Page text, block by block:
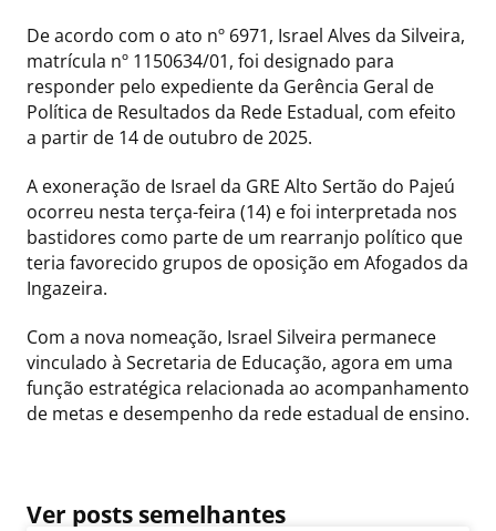
De acordo com o ato nº 6971, Israel Alves da Silveira,
matrícula nº 1150634/01, foi designado para
responder pelo expediente da Gerência Geral de
Política de Resultados da Rede Estadual, com efeito
a partir de 14 de outubro de 2025.
A exoneração de Israel da GRE Alto Sertão do Pajeú
ocorreu nesta terça-feira (14) e foi interpretada nos
bastidores como parte de um rearranjo político que
teria favorecido grupos de oposição em Afogados da
Ingazeira.
Com a nova nomeação, Israel Silveira permanece
vinculado à Secretaria de Educação, agora em uma
função estratégica relacionada ao acompanhamento
de metas e desempenho da rede estadual de ensino.
Ver posts semelhantes